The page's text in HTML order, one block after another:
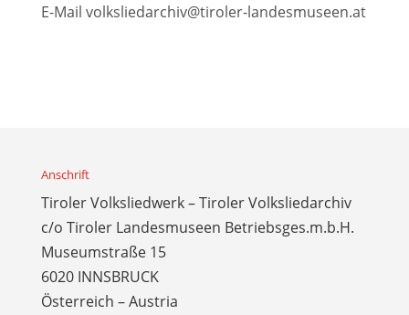
E-Mail volksliedarchiv@tiroler-landesmuseen.at
Anschrift
Tiroler Volksliedwerk – Tiroler Volksliedarchiv
c/o Tiroler Landesmuseen Betriebsges.m.b.H.
Museumstraße 15
6020 INNSBRUCK
Österreich – Austria